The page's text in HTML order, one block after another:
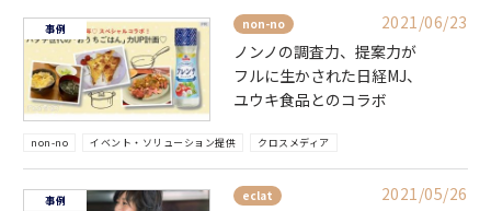
事例 non-no
2021/06/23
ノンノの調査力、提案力が
フルに生かされた日経MJ、
ユウキ食品とのコラボ
non-no イベント・ソリューション提供 クロスメディア
事例 eclat
2021/05/26